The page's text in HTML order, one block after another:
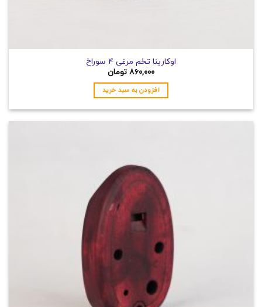
اوکارینا تخم مرغی 4 سوراخ
۸۶۰,۰۰۰ تومان
افزودن به سبد خرید